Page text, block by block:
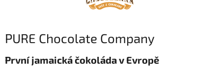
PURE Chocolate Company
První jamaická čokoláda v Evropě